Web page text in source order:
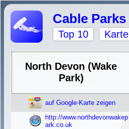
Cable Parks
Top 10 Karte
North Devon (Wake
Park)
auf Google-Karte zeigen
http://www.northdevonwakep
ark.co.uk